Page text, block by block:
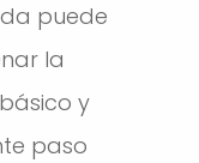
puede
la
y
paso